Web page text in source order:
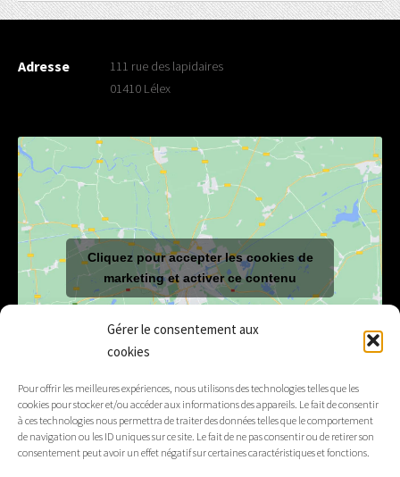
Gérer le consentement aux
cookies
Pour offrir les meilleures expériences, nous utilisons des technologies telles que les
cookies pour stocker et/ou accéder aux informations des appareils. Le fait de consentir
à ces technologies nous permettra de traiter des données telles que le comportement
de navigation ou les ID uniques sur ce site. Le fait de ne pas consentir ou de retirer son
consentement peut avoir un effet négatif sur certaines caractéristiques et fonctions.
Adresse
111 rue des lapidaires
01410 Lélex
Cliquez pour accepter les cookies de
marketing et activer ce contenu
E-mail mairie@lelex.fr